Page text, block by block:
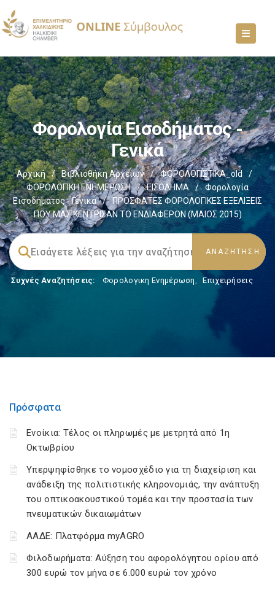
Φορολογία Εισοδήματος -
Γενικά
Αρχική / Βιβλιοθήκη Αρχείων / ΦΟΡΟΛΟΓΙΣΤΙΚΑ_old
/
ΦΟΡΟΛΟΓΙΚΗ ΕΝΗΜΕΡΩΣΗ
/ ΕΙΣΟΔΗΜΑ /
Φορολογία
Εισοδήματος - Γενικά
/
ΠΡΟΣΦΑΤΕΣ ΦΟΡΟΛΟΓΙΚΕΣ ΕΞΕΛΙΞΕΙΣ
ΠΟΥ ΜΑΣ ΚΕΝΤΡΙΣΑΝ ΤΟ ΕΝΔΙΑΦΕΡΟΝ (ΜΑΙΟΣ 2015)
Συχνές Αναζητήσεις: Φορολογικη Ενημέρωση, Επιχειρήσεις
Πρόσφατα
Ενοίκια: Τέλος οι πληρωμές με μετρητά από 1η
Οκτωβρίου
Υπερψηφίσθηκε το νομοσχέδιο για τη διαχείριση και
ανάδειξη της πολιτιστικής κληρονομιάς, την ανάπτυξη
του οπτικοακουστικού τομέα και την προστασία των
πνευματικών δικαιωμάτων
ΑΑΔΕ: Πλατφόρμα myAGRO
Φιλοδωρήματα: Αύξηση του αφορολόγητου ορίου από
300 ευρώ τον μήνα σε 6.000 ευρώ τον χρόνο